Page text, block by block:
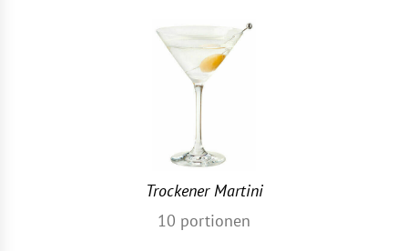
Trockener Martini
10 portionen